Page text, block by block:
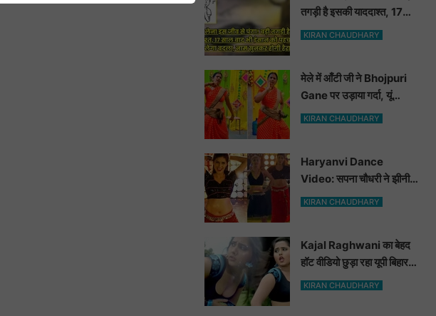
तगड़ी है इसकी याददाश्त, 17
साल बाद भी इंसान को पहचानकर
KIRAN CHAUDHARY
मेले में आँटी जी ने Bhojpuri
Gane पर उड़ाया गर्दा, यूं
मटकाई कमर देख भोजपुरी
KIRAN CHAUDHARY
Haryanvi Dance
Video: सपना चौधरी ने झीनी
कुर्ती में जोबन हिलाकर कुँवारों को
KIRAN CHAUDHARY
Kajal Raghwani का बेहद
हॉट वीडियो छुड़ा रहा यूपी बिहार
वालों के पसीने, वीडियो देख आप
KIRAN CHAUDHARY